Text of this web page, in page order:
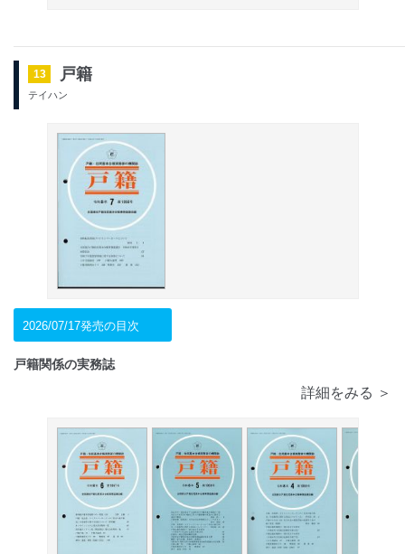
13 戸籍
テイハン
2026/07/17発売の目次
戸籍関係の実務誌
詳細をみる ＞